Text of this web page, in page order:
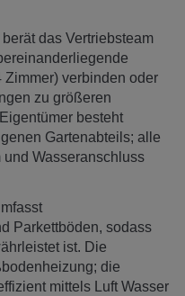
das Vertriebsteam
Zimmer) verbinden oder
zu größeren
besteht
Gartenabteils; alle
Wasseranschluss
Parkettböden, sodass
ist. Die
die
mittels Luft Wasser